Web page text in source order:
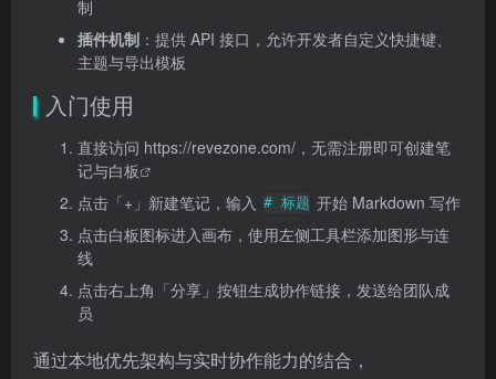
制
插件机制 ：提供 API 接口，允许开发者自定义快捷键、
主题与导出模板
入门使用
直接访问 https://revezone.com/，无需注册即可创建笔
记与白板
点击「+」新建笔记，输入 # 标题 开始 Markdown 写作
点击白板图标进入画布，使用左侧工具栏添加图形与连
线
点击右上角「分享」按钮生成协作链接，发送给团队成
员
通过本地优先架构与实时协作能力的结合，